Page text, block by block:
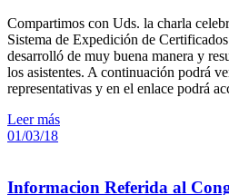
Compartimos con Uds. la charla
Sistema de Expedición de
desarrolló de muy buena manera y
los asistentes. A continuación podrá
representativas y en el enlace podrá
Leer más
01/03/18
Informacion Referida al